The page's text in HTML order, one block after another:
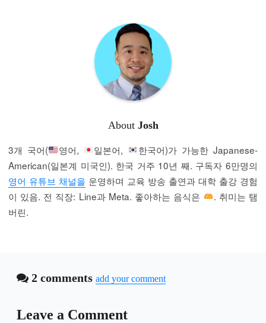
About Josh
3개 국어( 영어, 일본어,
한국어)가 가능한 Japanese-
American(일본계 미국인). 한국 거주 10년 째. 구독자 6만명의
영어 유튜브 채널을 운영하며 교육 방송 출연과 대학 출강 경험
이 있음. 전 직장: Line과 Meta. 좋아하는 음식은
. 취미는 탬
버린.
2 comments add your comment
Leave a Comment